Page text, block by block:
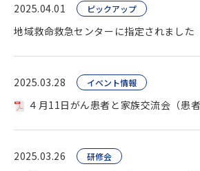
2025.04.01 ピックアップ
地域救命救急センターに指定されました
2025.03.28 イベント情報
４月11日がん患者と家族交流会（患者サロ
2025.03.26 研修会